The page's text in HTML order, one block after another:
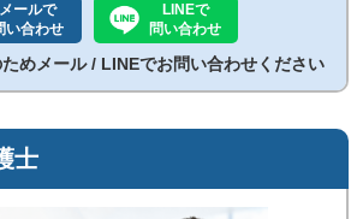
メールで
い合わせ
LINEで
問い合わせ
めメール / LINEでお問い合わせください
士